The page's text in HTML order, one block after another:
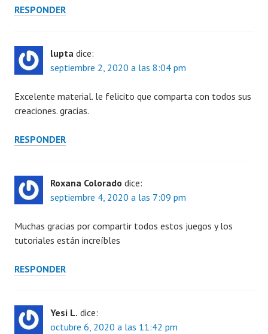
RESPONDER
lupta dice:
septiembre 2, 2020 a las 8:04 pm
Excelente material. le felicito que comparta con todos sus
creaciones. gracias.
RESPONDER
Roxana Colorado dice:
septiembre 4, 2020 a las 7:09 pm
Muchas gracias por compartir todos estos juegos y los
tutoriales están increíbles
RESPONDER
Yesi L. dice:
octubre 6, 2020 a las 11:42 pm